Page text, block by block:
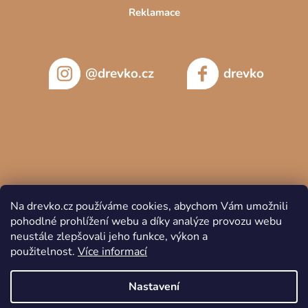
Na drevko.cz používáme cookies, abychom Vám umožnili
pohodlné prohlížení webu a díky analýze provozu webu
neustále zlepšovali jeho funkce, výkon a
použitelnost. Více informací
Nastavení
nabízí dřevěná komoda pod televizi. Pokud tedy potřebujete
ovšem rozhodnete pro stolek nebo pro komodu pod TV, vyberte
si takový kus nábytku, který vhodně doplní nejenknihovny a
, ale i celkový interiér obývacího pokoje.
Reklamace
@drevko.cz drevko